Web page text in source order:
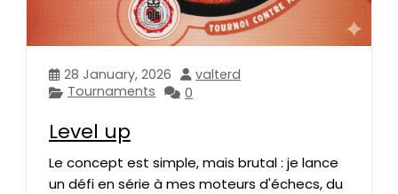
28 January, 2026
valterd
Tournaments
0
Level up
Le concept est simple, mais brutal : je lance
un défi en série à mes moteurs d'échecs, du